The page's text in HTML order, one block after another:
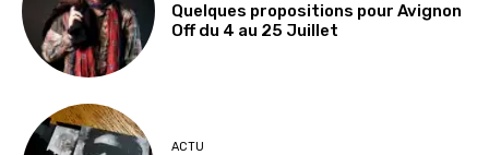
Quelques propositions pour Avignon
Off du 4 au 25 Juillet
ACTU